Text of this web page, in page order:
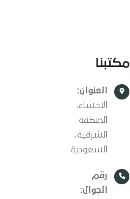
مكتبنا
العنوان:
الاحساء،
المنطقة
الشرقية،
السعودية
رقم
الجوال: